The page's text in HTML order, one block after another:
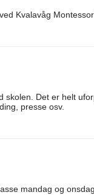
Kvalavåg
skolen. Det er helt
presse osv.
mandag og